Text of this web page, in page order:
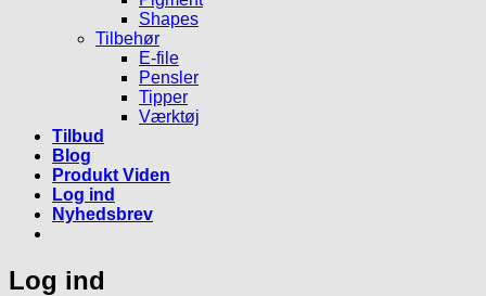
Shapes
Tilbehør
E-file
Pensler
Tipper
Værktøj
Tilbud
Blog
Produkt Viden
Log ind
Nyhedsbrev
Log ind